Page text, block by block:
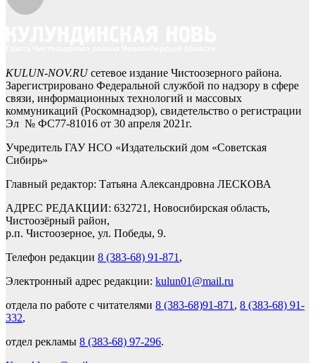
KULUN-NOV.RUсетевое издание Чистоозерного района.
Зарегистрировано Федеральной службой по надзору в сфере
связи, информационных технологий и массовых
коммуникаций (Роскомнадзор), свидетельство о регистрации
Эл № ФС77-81016 от 30 апреля 2021г.
Учредитель ГАУ НСО «Издательский дом «Советская
Сибирь»
Главный редактор: Татьяна Александровна ЛЕСКОВА
АДРЕС РЕДАКЦИИ: 632721, Новосибирская область,
Чистоозёрный район,
р.п. Чистоозерное, ул. Победы, 9.
Телефон редакции 8 (383-68) 91-871 ,
Электронный адрес редакции: kulun01@mail.ru
отдела по работе с читателями 8 (383-68)91-871 , 8 (383-68) 91-
332,
отдел рекламы 8 (383-68) 97-296.